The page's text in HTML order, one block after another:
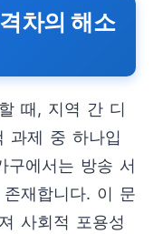
차의 해소
때, 지역 간 디
과제 중 하나입
구에서는 방송 서
재합니다. 이 문
사회적 포용성